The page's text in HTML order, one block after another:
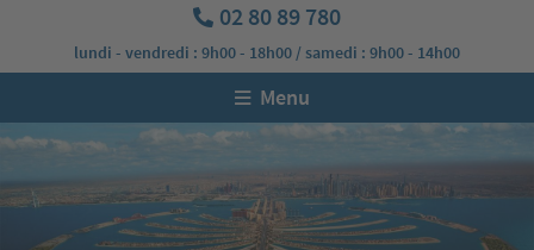
02 80 89 780
lundi - vendredi : 9h00 - 18h00 / samedi : 9h00 - 14h00
Menu